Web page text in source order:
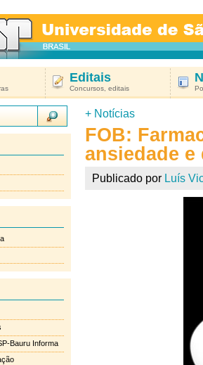
Editais
Concursos, editais
Bauru Informa
+ Notícias
FOB:
ansiedade e
Publicado por Luís